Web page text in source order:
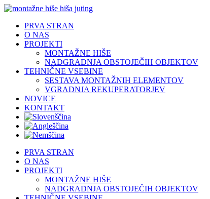
Skip
contentPRVA STRAN
O NAS
PROJEKTI
MONTAŽNE HIŠE
NADGRADNJA OBSTOJEČIH OBJEKTOV
TEHNIČNE VSEBINE
SESTAVA MONTAŽNIH ELEMENTOV
VGRADNJA REKUPERATORJEV
NOVICE
KONTAKT
PRVA STRAN
O NAS
PROJEKTI
MONTAŽNE HIŠE
NADGRADNJA OBSTOJEČIH OBJEKTOV